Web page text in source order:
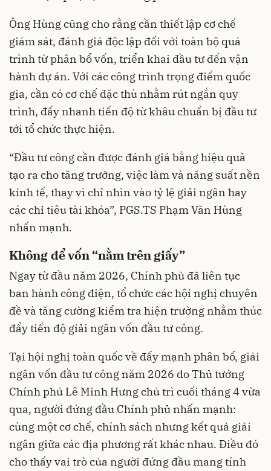
Ông Hùng cũng cho rằng cần thiết lập cơ chế
giám sát, đánh giá độc lập đối với toàn bộ quá
trình từ phân bổ vốn, triển khai đầu tư đến vận
hành dự án. Với các công trình trọng điểm quốc
gia, cần có cơ chế đặc thù nhằm rút ngắn quy
trình, đẩy nhanh tiến độ từ khâu chuẩn bị đầu tư
tới tổ chức thực hiện.
“Đầu tư công cần được đánh giá bằng hiệu quả
tạo ra cho tăng trưởng, việc làm và năng suất nền
kinh tế, thay vì chỉ nhìn vào tỷ lệ giải ngân hay
các chỉ tiêu tài khóa”, PGS.TS Phạm Văn Hùng
nhấn mạnh.
Không để vốn “nằm trên giấy”
Ngay từ đầu năm 2026, Chính phủ đã liên tục
ban hành công điện, tổ chức các hội nghị chuyên
đề và tăng cường kiểm tra hiện trường nhằm thúc
đẩy tiến độ giải ngân vốn đầu tư công.
Tại hội nghị toàn quốc về đẩy mạnh phân bổ, giải
ngân vốn đầu tư công năm 2026 do Thủ tướng
Chính phủ Lê Minh Hưng chủ trì cuối tháng 4 vừa
qua, người đứng đầu Chính phủ nhấn mạnh:
cùng một cơ chế, chính sách nhưng kết quả giải
ngân giữa các địa phương rất khác nhau. Điều đó
cho thấy vai trò của người đứng đầu mang tính